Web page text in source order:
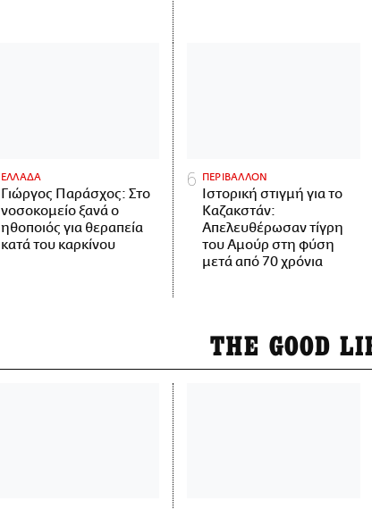
ΕΛΛΑΔΑ
Γιώργος Παράσχος: Στο
νοσοκομείο ξανά ο
ηθοποιός για θεραπεία
κατά του καρκίνου
ΠΕΡΙΒΑΛΛΟΝ
Ιστορική στιγμή για το
Καζακστάν:
Απελευθέρωσαν τίγρη
του Αμούρ στη φύση
μετά από 70 χρόνια
THE GOOD